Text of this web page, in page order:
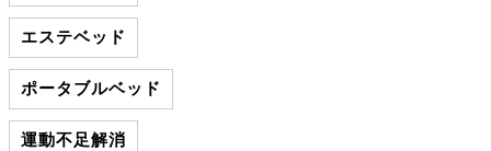
エステベッド
ポータブルベッド
運動不足解消